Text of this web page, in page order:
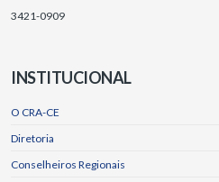
3421-0909
INSTITUCIONAL
O CRA-CE
Diretoria
Conselheiros Regionais